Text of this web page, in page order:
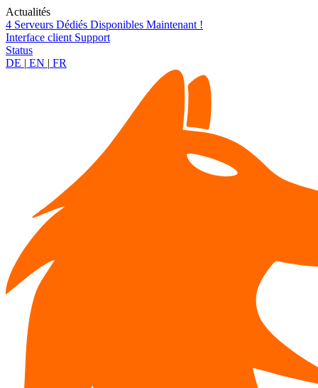
Actualités
4 Serveurs Dédiés Disponibles Maintenant !
Interface client Support
Status
DE | EN | FR